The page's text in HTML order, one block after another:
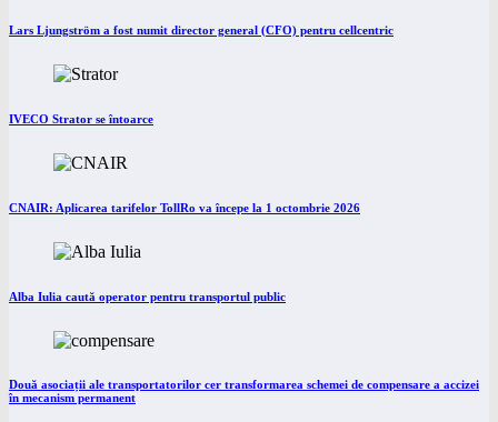
Lars Ljungström a fost numit director general (CFO) pentru cellcentric
IVECO Strator se întoarce
CNAIR: Aplicarea tarifelor TollRo va începe la 1 octombrie 2026
Alba Iulia caută operator pentru transportul public
Două asociații ale transportatorilor cer transformarea schemei de compensare a accizei
în mecanism permanent